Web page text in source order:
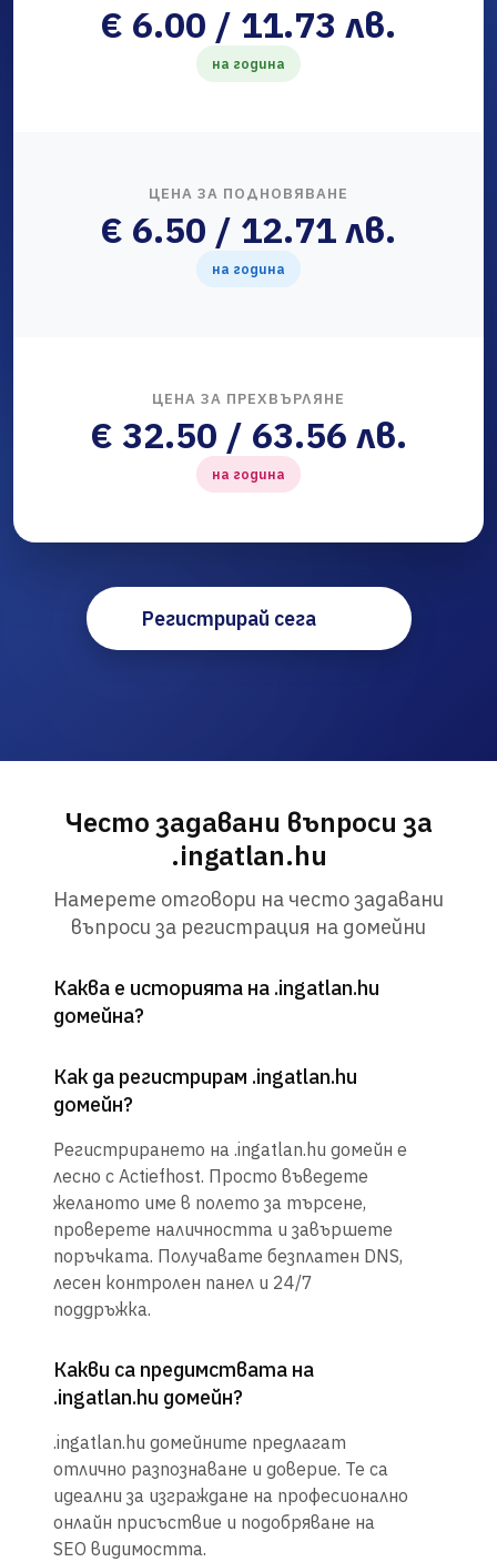
€ 6.00 / 11.73 лв.
на година
ЦЕНА ЗА ПОДНОВЯВАНЕ
€ 6.50 / 12.71 лв.
на година
ЦЕНА ЗА ПРЕХВЪРЛЯНЕ
€ 32.50 / 63.56 лв.
на година
Регистрирай сега
Често задавани въпроси за
.ingatlan.hu
Намерете отговори на често задавани
въпроси за регистрация на домейни
Каква е историята на .ingatlan.hu
домейна?
Как да регистрирам .ingatlan.hu
домейн?
Регистрирането на .ingatlan.hu домейн е
лесно с Actiefhost. Просто въведете
желаното име в полето за търсене,
проверете наличността и завършете
поръчката. Получавате безплатен DNS,
лесен контролен панел и 24/7
поддръжка.
Какви са предимствата на
.ingatlan.hu домейн?
.ingatlan.hu домейните предлагат
отлично разпознаване и доверие. Те са
идеални за изграждане на професионално
онлайн присъствие и подобряване на
SEO видимостта.